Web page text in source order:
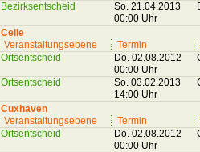
Bezirksentscheid
So. 21.04.2013
00:00 Uhr
Celle
Veranstaltungsebene
Termin
Ortsentscheid
Do. 02.08.2012
00:00 Uhr
Ortsentscheid
So. 03.02.2013
14:00 Uhr
Cuxhaven
Veranstaltungsebene
Termin
Ortsentscheid
Do. 02.08.2012
00:00 Uhr